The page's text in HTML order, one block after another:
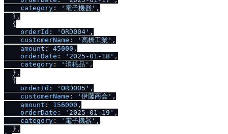
category : '電子機器' ,
  },
  {
orderId : 'ORD004' ,
customerName : '高橋工業' ,
amount : 45000 ,
orderDate : '2025-01-18' ,
category : '消耗品' ,
  },
  {
orderId : 'ORD005' ,
customerName : '伊藤商会' ,
amount : 156000 ,
orderDate : '2025-01-19' ,
category : '電子機器' ,
  },